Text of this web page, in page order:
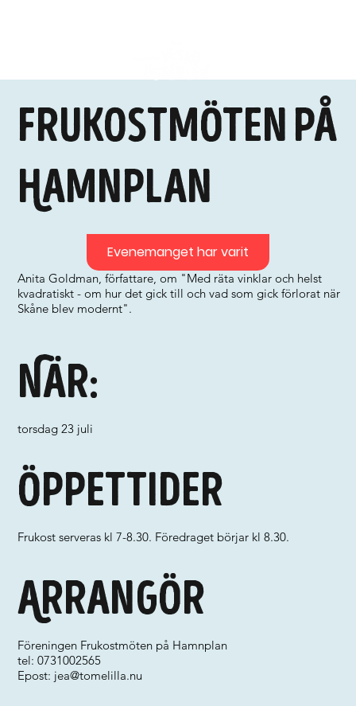
Frukostmöten på
Hamnplan
Anita Goldman, författare, om "Med räta vinklar och helst
kvadratiskt - om hur det gick till och vad som gick förlorat när
Skåne blev modernt".
När:
torsdag 23 juli
Arrangör
Föreningen Frukostmöten på Hamnplan
tel: 0731002565
Epost: jea@tomelilla.nu
Öppettider
Frukost serveras kl 7-8.30. Föredraget börjar kl 8.30.
Evenemanget har varit